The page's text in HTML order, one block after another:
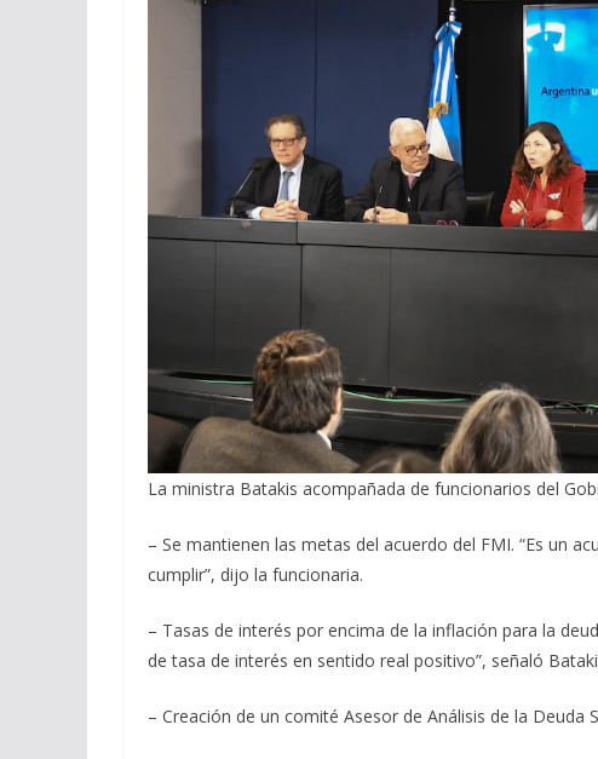
La ministra Batakis acompañada de funcionarios del
– Se mantienen las metas del acuerdo del FMI. “Es un
cumplir”, dijo la funcionaria.
– Tasas de interés por encima de la inflación para la
de tasa de interés en sentido real positivo”, señaló
– Creación de un comité Asesor de Análisis de la Deuda